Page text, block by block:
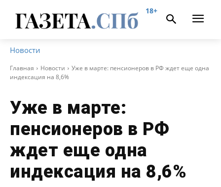
18+
Новости
Главная Новости
Уже в марте: пенсионеров в РФ ждет еще одна
индексация на 8,6%
Уже в марте:
пенсионеров в РФ
ждет еще одна
индексация на 8,6%